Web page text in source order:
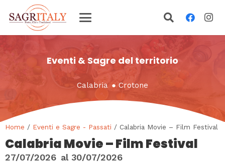
Eventi & Sagre del territorio
Calabria ● Crotone
Home / Eventi e Sagre - Passati / Calabria Movie – Film Festival
Calabria Movie – Film Festival
27/07/2026 al 30/07/2026